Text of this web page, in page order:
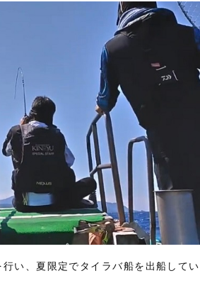
い、夏限定でタイラバ船を出船してい